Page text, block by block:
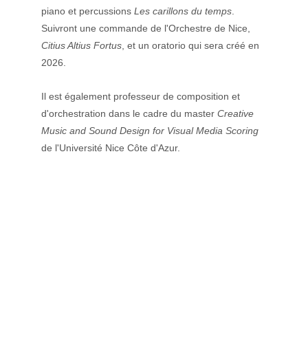
piano et percussions Les carillons du temps
Suivront une commande de l'Orchestre de Nice,
Citius Altius Fortus , et un oratorio qui sera créé en
2026.
Il est également professeur de composition et
d'orchestration dans le cadre du master Creative
Music and Sound Design for Visual Media Scoring
de l'Université Nice Côte d'Azur.